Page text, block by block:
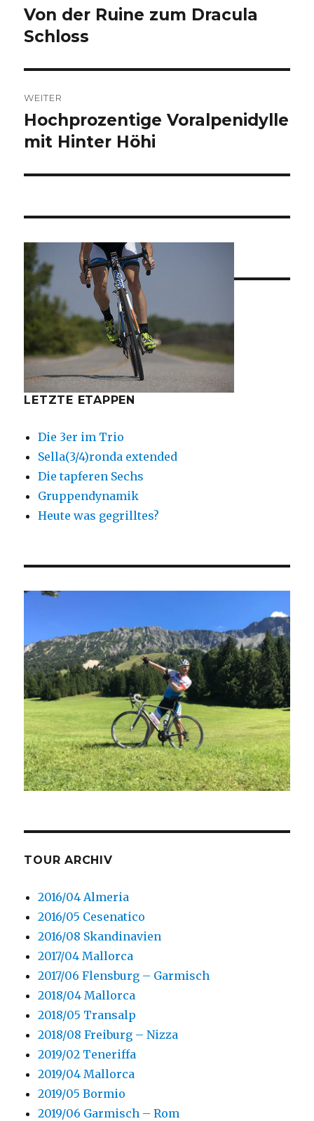
Vorheriger
Beitrag:
Von der Ruine zum Dracula
Schloss
WEITER
Nächster
Beitrag:
Hochprozentige Voralpenidylle
mit Hinter Höhi
LETZTE ETAPPEN
Die 3er im Trio
Sella(3/4)ronda extended
Die tapferen Sechs
Gruppendynamik
Heute was gegrilltes?
TOUR ARCHIV
2016/04 Almeria
2016/05 Cesenatico
2016/08 Skandinavien
2017/04 Mallorca
2017/06 Flensburg – Garmisch
2018/04 Mallorca
2018/05 Transalp
2018/08 Freiburg – Nizza
2019/02 Teneriffa
2019/04 Mallorca
2019/05 Bormio
2019/06 Garmisch – Rom